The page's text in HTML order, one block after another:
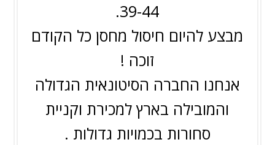
39-44.
מבצע להיום חיסול מחסן כל הקודם
זוכה !
אנחנו החברה הסיטונאית הגדולה
והמובילה בארץ למכירת וקניית
סחורות בכמויות גדולות .